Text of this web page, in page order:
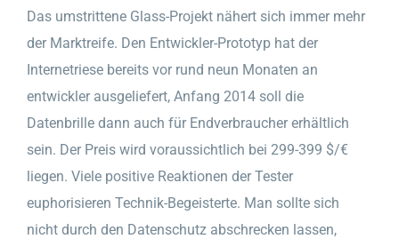
Das umstrittene Glass-Projekt nähert sich immer mehr
der Marktreife. Den Entwickler-Prototyp hat der
Internetriese bereits vor rund neun Monaten an
entwickler ausgeliefert, Anfang 2014 soll die
Datenbrille dann auch für Endverbraucher erhältlich
sein. Der Preis wird voraussichtlich bei 299-399 $/€
liegen. Viele positive Reaktionen der Tester
euphorisieren Technik-Begeisterte. Man sollte sich
nicht durch den Datenschutz abschrecken lassen,